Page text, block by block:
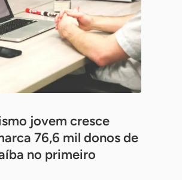
jovem cresce
76,6 mil donos de
no primeiro